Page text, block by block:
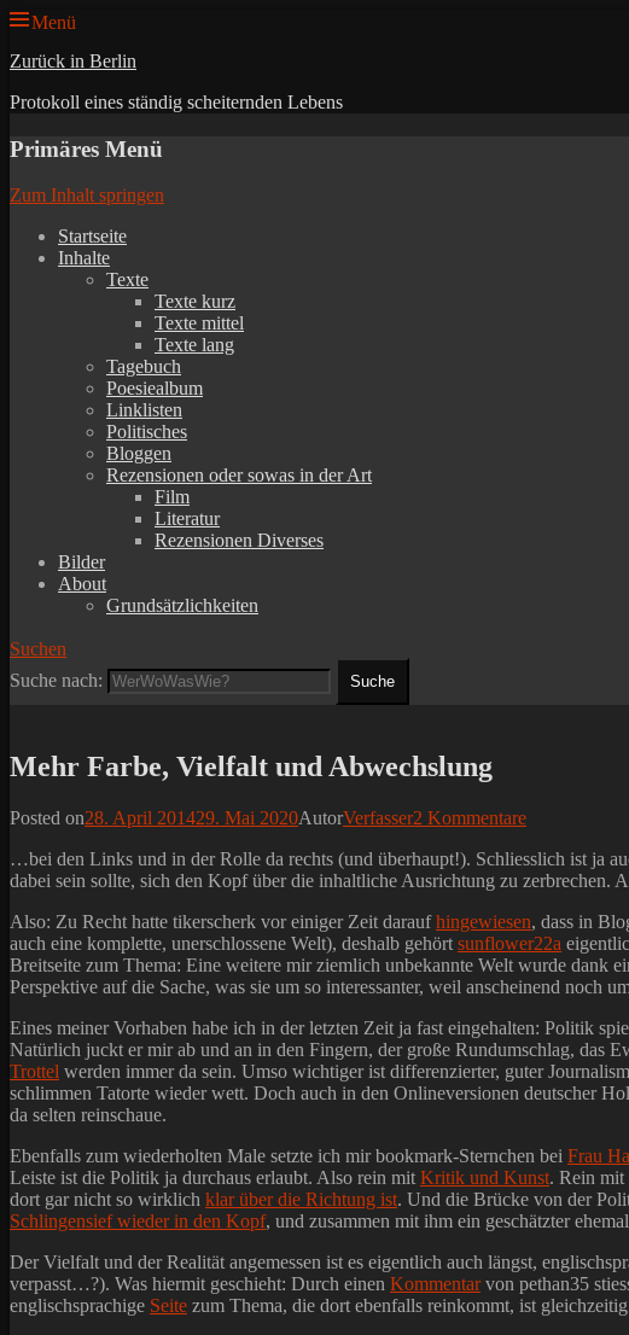
Menü
Zurück in Berlin
Protokoll eines ständig scheiternden Lebens
Primäres Menü
Zum Inhalt springen
Startseite
Inhalte
Texte
Texte kurz
Texte mittel
Texte lang
Tagebuch
Poesiealbum
Linklisten
Politisches
Bloggen
Rezensionen oder sowas in der Art
Film
Literatur
Rezensionen Diverses
Bilder
About
Grundsätzlichkeiten
Suchen
Suche nach:
Mehr Farbe, Vielfalt und Abwechslung
Posted on28. April 201429. Mai 2020AutorVerfasser2 Kommentare
…bei den Links und in der Rolle da rechts (und überhaupt!). Schliesslich ist ja
dabei sein sollte, sich den Kopf über die inhaltliche Ausrichtung zu zerbrechen.
Also: Zu Recht hatte tikerscherk vor einiger Zeit daraufhingewiesen, dass in
auch eine komplette, unerschlossene Welt), deshalb gehört sunflower22a
Breitseite zum Thema: Eine weitere mir ziemlich unbekannte Welt wurde dank
Perspektive auf die Sache, was sie um so interessanter, weil anscheinend noch
Eines meiner Vorhaben habe ich in der letzten Zeit ja fast eingehalten: Politik
Natürlich juckt er mir ab und an in den Fingern, der große Rundumschlag, das
Trottel werden immer da sein. Umso wichtiger ist differenzierter, guter
schlimmen Tatorte wieder wett. Doch auch in den Onlineversionen deutscher
da selten reinschaue.
Ebenfalls zum wiederholten Male setzte ich mir bookmark-Sternchen bei Frau
Leiste ist die Politik ja durchaus erlaubt. Also rein mit Kritik und Kunst. Rein mit
dort gar nicht so wirklich klar über die Richtung ist. Und die Brücke von der
Schlingensief wieder in den Kopf, und zusammen mit ihm ein geschätzter
Der Vielfalt und der Realität angemessen ist es eigentlich auch längst,
verpasst…?). Was hiermit geschieht: Durch einen Kommentarvon pethan35
englischsprachige Seite zum Thema, die dort ebenfalls reinkommt, ist